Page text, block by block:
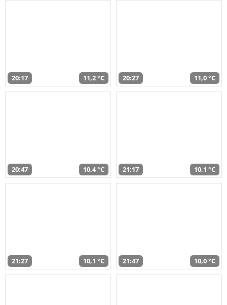
20:17 11,2 °C 20:27 11,0 °C
20:47 10,4 °C 21:17 10,1 °C
21:27 10,1 °C 21:47 10,0 °C